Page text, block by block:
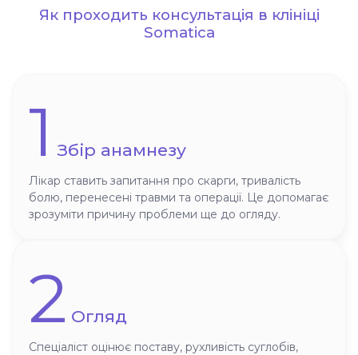
Як проходить консультація в клініці
Somatica
1 Збір анамнезу
Лікар ставить запитання про скарги, тривалість
болю, перенесені травми та операції. Це допомагає
зрозуміти причину проблеми ще до огляду.
2 Огляд
Спеціаліст оцінює поставу, рухливість суглобів,